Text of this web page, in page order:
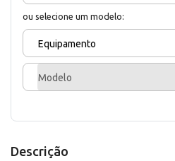
ou selecione um modelo:
Equipamento
Modelo
Descrição